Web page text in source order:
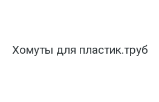
Хомуты для пластик.труб